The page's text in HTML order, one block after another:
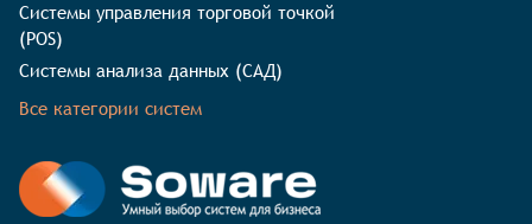
Системы управления торговой точкой
(POS)
Системы анализа данных (САД)
Все категории систем